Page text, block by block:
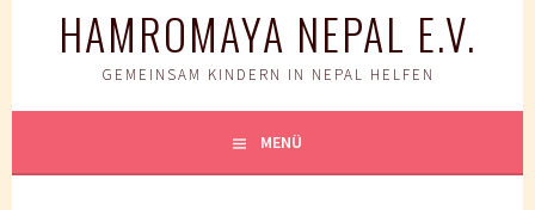
HAMROMAYA NEPAL E.V.
GEMEINSAM KINDERN IN NEPAL HELFEN
MENÜ